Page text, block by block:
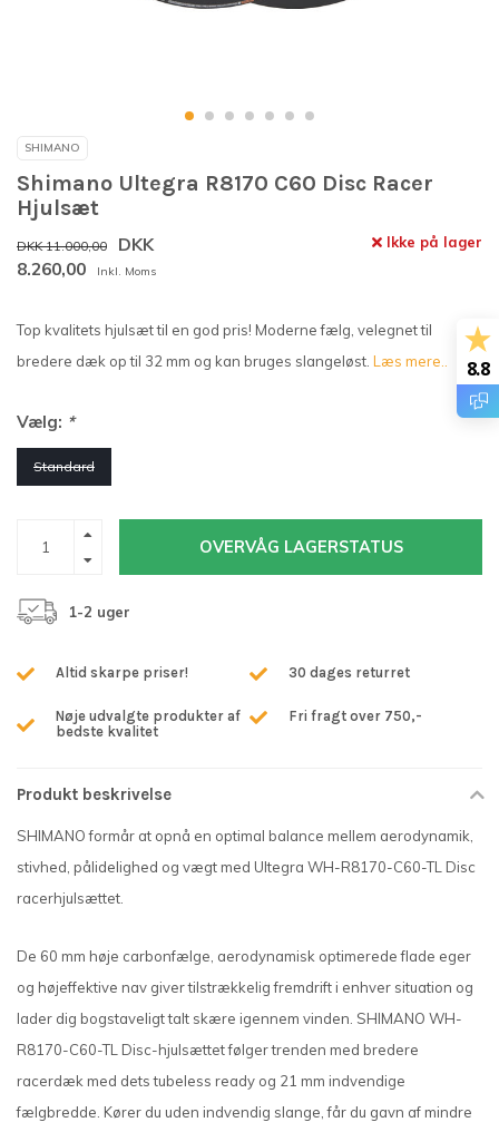
SHIMANO
Shimano Ultegra R8170 C60 Disc Racer
Hjulsæt
DKK 11.000,00
DKK
8.260,00
Inkl. Moms
Ikke på lager
Top kvalitets hjulsæt til en god pris! Moderne fælg, velegnet til
bredere dæk op til 32 mm og kan bruges slangeløst. Læs mere..
Vælg: *
Standard
OVERVÅG LAGERSTATUS
1-2 uger
Altid skarpe priser! 30 dages returret
Nøje udvalgte produkter af
bedste kvalitet
Fri fragt over 750,-
Produkt beskrivelse
SHIMANO formår at opnå en optimal balance mellem aerodynamik,
stivhed, pålidelighed og vægt med Ultegra WH-R8170-C60-TL Disc
racerhjulsættet.
De 60 mm høje carbonfælge, aerodynamisk optimerede flade eger
og højeffektive nav giver tilstrækkelig fremdrift i enhver situation og
lader dig bogstaveligt talt skære igennem vinden. SHIMANO WH-
R8170-C60-TL Disc-hjulsættet følger trenden med bredere
racerdæk med dets tubeless ready og 21 mm indvendige
fælgbredde. Kører du uden indvendig slange, får du gavn af mindre
8.8